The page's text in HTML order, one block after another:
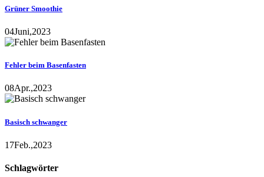
Grüner Smoothie
04Juni,2023
Fehler beim Basenfasten
08Apr.,2023
Basisch schwanger
17Feb.,2023
Schlagwörter